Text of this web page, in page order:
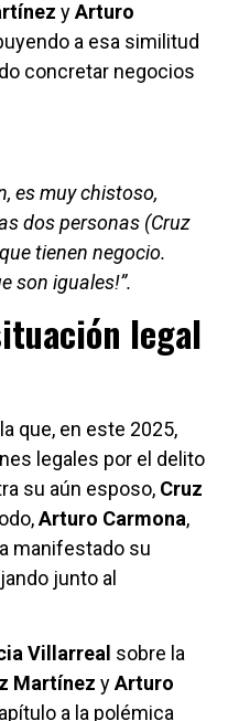
yArturo
a esa similitud
concretar negocios
es muy chistoso,
dos personas (Cruz
tienen negocio.
son iguales!”.
legal
que, en este 2025,
legales por el delito
su aún esposo, Cruz
Arturo Carmona,
manifestado su
junto al
Villarreal sobre la
Martínez yArturo
a la polémica